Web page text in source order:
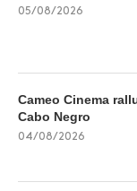
05/08/2026
Cameo Cinema
Cabo Negro
04/08/2026